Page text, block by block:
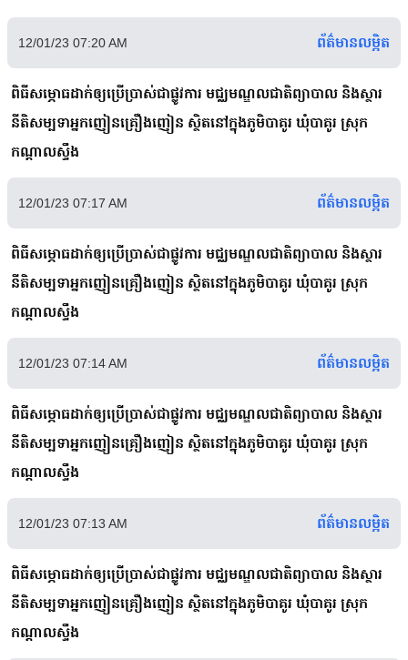
12/01/23 07:20 AM ព័ត៌មានលម្អិត
ពិធីសម្ភោធដាក់ឲ្យប្រើប្រាស់ជាផ្លូវការ មជ្ឈមណ្ឌលជាតិព្យាបាល និងស្ថារ
នីតិសម្បទាអ្នកញៀនគ្រឿងញៀន ស្ថិតនៅក្នុងភូមិបាគូរ ឃុំបាគូរ ស្រុក
កណ្ដាលស្ទឹង
12/01/23 07:17 AM ព័ត៌មានលម្អិត
ពិធីសម្ភោធដាក់ឲ្យប្រើប្រាស់ជាផ្លូវការ មជ្ឈមណ្ឌលជាតិព្យាបាល និងស្ថារ
នីតិសម្បទាអ្នកញៀនគ្រឿងញៀន ស្ថិតនៅក្នុងភូមិបាគូរ ឃុំបាគូរ ស្រុក
កណ្ដាលស្ទឹង
12/01/23 07:14 AM ព័ត៌មានលម្អិត
ពិធីសម្ភោធដាក់ឲ្យប្រើប្រាស់ជាផ្លូវការ មជ្ឈមណ្ឌលជាតិព្យាបាល និងស្ថារ
នីតិសម្បទាអ្នកញៀនគ្រឿងញៀន ស្ថិតនៅក្នុងភូមិបាគូរ ឃុំបាគូរ ស្រុក
កណ្ដាលស្ទឹង
12/01/23 07:13 AM ព័ត៌មានលម្អិត
ពិធីសម្ភោធដាក់ឲ្យប្រើប្រាស់ជាផ្លូវការ មជ្ឈមណ្ឌលជាតិព្យាបាល និងស្ថារ
នីតិសម្បទាអ្នកញៀនគ្រឿងញៀន ស្ថិតនៅក្នុងភូមិបាគូរ ឃុំបាគូរ ស្រុក
កណ្ដាលស្ទឹង